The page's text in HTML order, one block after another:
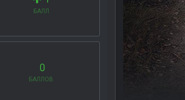
БАЛЛ
0
БАЛЛОВ